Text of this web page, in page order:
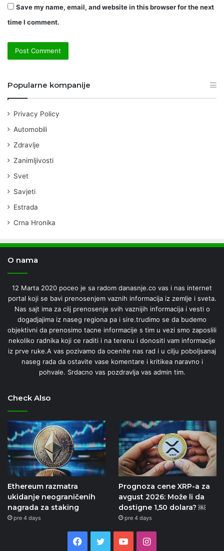
Save my name, email, and website in this browser for the next
time I comment.
Popularne kompanije
Privacy Policy
Automobili
Zdravlje
Zanimljivosti
Svet
Savjeti
Estrada
Crna Hronika
O nama
12 Marta 2020 poceo je sa radom danasnje.co vas i nas internet
portal koji se bavi prenosenjem vaznih informacija iz zemlje i sveta.
Nas sajt ima za cilj prenosenje svih vaznijih informacija i vesti o
dogadjajima iz naseg regiona pa i sire.trudimo se da budemo
objektivni da prenosimo tacne informacije s tim u vezi smo zaposlili
nekoliko radnika koji ce raditi i na terenu i donositi vam informacije
iz prve ruke.A vas pozivamo da ocenite nas rad i u cilju poboljsanaj
naseg rada da ostavite vase komentare i kritikea naravno i
pohvale. Srdacno vas pozdravlja vas admin tim.
Check Also
Ethereum razmatra
ukidanje neograničenih
nagrada za staking
pre 4 days
Prognoza cene XRP-a za
avgust 2026: Može li da
dostigne 1,50 dolara? ￼
pre 4 days
Facebook
TwitterYouTubeInstagram